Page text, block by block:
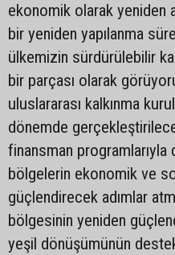
ekonomik olarak yeniden
bir yeniden yapılanma
ülkemizin sürdürülebilir
bir parçası olarak
uluslararası kalkınma
dönemde
finansman
bölgelerin ekonomik ve
güçlendirecek adımlar
bölgesinin yeniden
yeşil dönüşümünün